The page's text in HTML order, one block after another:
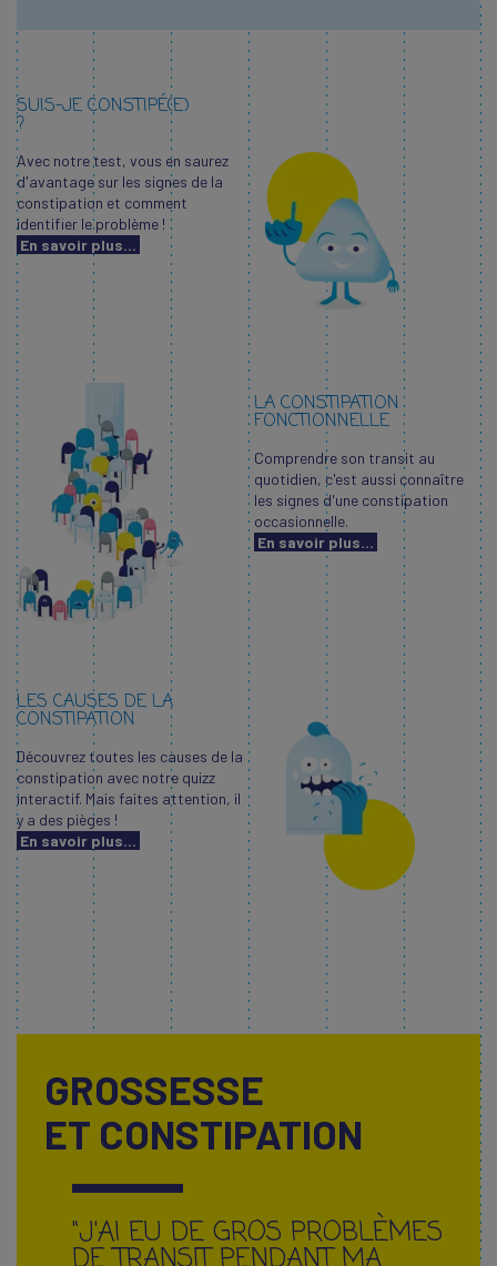
SUIS-JE CONSTIPÉ(E)
?
Avec notre test, vous en saurez
d'avantage sur les signes de la
constipation et comment
identifier le problème !
En savoir plus...
LA CONSTIPATION
FONCTIONNELLE
Comprendre son transit au
quotidien, c'est aussi connaître
les signes d'une constipation
occasionnelle.
En savoir plus...
LES CAUSES DE LA
CONSTIPATION
Découvrez toutes les causes de la
constipation avec notre quizz
interactif. Mais faites attention, il
y a des pièges !
En savoir plus...
GROSSESSE
ET CONSTIPATION
"J'AI EU DE GROS PROBLÈMES